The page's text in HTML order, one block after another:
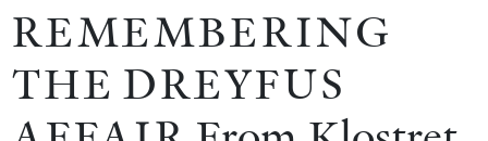
REMEMBERING
THE DREYFUS